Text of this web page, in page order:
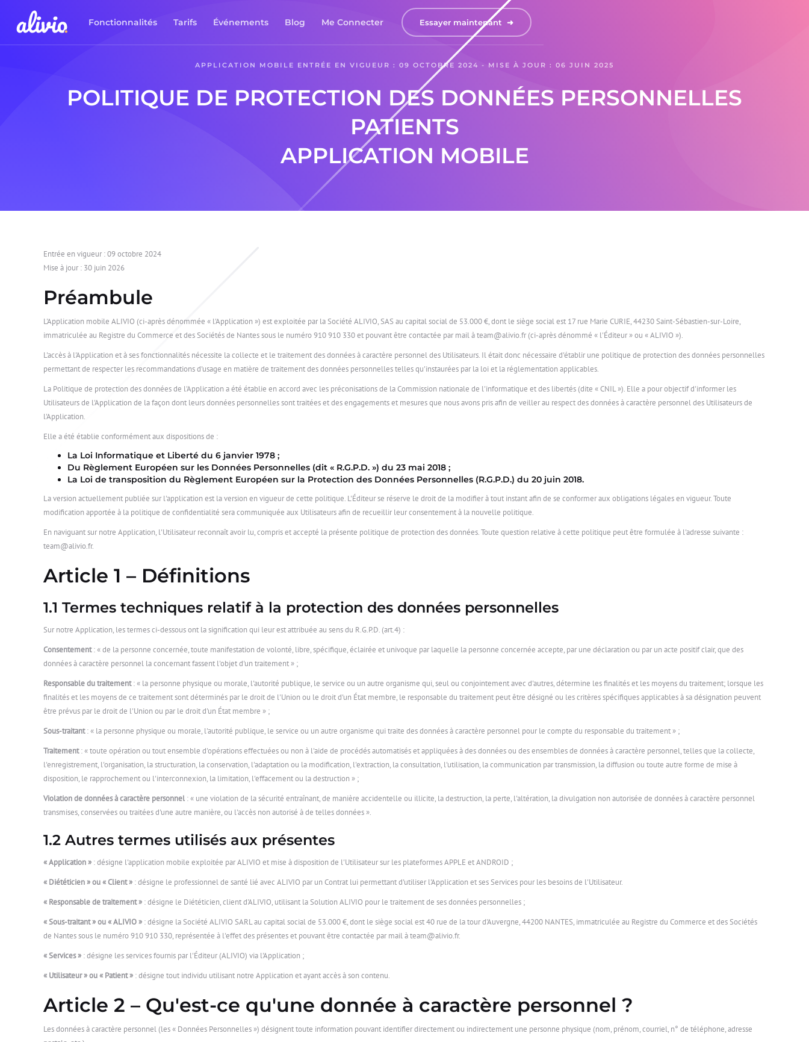
Fonctionnalités Tarifs Événements Blog Me Connecter Essayer maintenant  ➜
APPLICATION MOBILE ENTRÉE EN VIGUEUR : 09 OCTOBRE 2024 - MISE À JOUR : 06 JUIN 2025
POLITIQUE DE PROTECTION DES DONNÉES PERSONNELLES
PATIENTS
APPLICATION MOBILE
Entrée en vigueur : 09 octobre 2024
Mise à jour : 30 juin 2026
Préambule
L'Application mobile ALIVIO (ci-après dénommée « l'Application ») est exploitée par la Société ALIVIO, SAS au capital social de 53.000 €, dont le siège social est 17 rue Marie CURIE, 44230 Saint-Sébastien-sur-Loire,
immatriculée au Registre du Commerce et des Sociétés de Nantes sous le numéro 910 910 330 et pouvant être contactée par mail à team@alivio.fr (ci-après dénommé « l'Éditeur » ou « ALIVIO »).
L'accès à l'Application et à ses fonctionnalités nécessite la collecte et le traitement des données à caractère personnel des Utilisateurs. Il était donc nécessaire d'établir une politique de protection des données personnelles
permettant de respecter les recommandations d'usage en matière de traitement des données personnelles telles qu'instaurées par la loi et la réglementation applicables.
La Politique de protection des données de l'Application a été établie en accord avec les préconisations de la Commission nationale de l'informatique et des libertés (dite « CNIL »). Elle a pour objectif d'informer les
Utilisateurs de l'Application de la façon dont leurs données personnelles sont traitées et des engagements et mesures que nous avons pris afin de veiller au respect des données à caractère personnel des Utilisateurs de
l'Application.
Elle a été établie conformément aux dispositions de :
La Loi Informatique et Liberté du 6 janvier 1978 ;
Du Règlement Européen sur les Données Personnelles (dit « R.G.P.D. ») du 23 mai 2018 ;
La Loi de transposition du Règlement Européen sur la Protection des Données Personnelles (R.G.P.D.) du 20 juin 2018.
La version actuellement publiée sur l'application est la version en vigueur de cette politique. L'Éditeur se réserve le droit de la modifier à tout instant afin de se conformer aux obligations légales en vigueur. Toute
modification apportée à la politique de confidentialité sera communiquée aux Utilisateurs afin de recueillir leur consentement à la nouvelle politique.
En naviguant sur notre Application, l'Utilisateur reconnaît avoir lu, compris et accepté la présente politique de protection des données. Toute question relative à cette politique peut être formulée à l'adresse suivante :
team@alivio.fr.
Article 1 – Définitions
1.1 Termes techniques relatif à la protection des données personnelles
Sur notre Application, les termes ci-dessous ont la signification qui leur est attribuée au sens du R.G.P.D. (art.4) :
Consentement: « de la personne concernée, toute manifestation de volonté, libre, spécifique, éclairée et univoque par laquelle la personne concernée accepte, par une déclaration ou par un acte positif clair, que des
données à caractère personnel la concernant fassent l'objet d'un traitement » ;
Responsable du traitement: « la personne physique ou morale, l'autorité publique, le service ou un autre organisme qui, seul ou conjointement avec d'autres, détermine les finalités et les moyens du traitement; lorsque les
finalités et les moyens de ce traitement sont déterminés par le droit de l'Union ou le droit d'un État membre, le responsable du traitement peut être désigné ou les critères spécifiques applicables à sa désignation peuvent
être prévus par le droit de l'Union ou par le droit d'un État membre » ;
Sous-traitant: « la personne physique ou morale, l'autorité publique, le service ou un autre organisme qui traite des données à caractère personnel pour le compte du responsable du traitement » ;
Traitement: « toute opération ou tout ensemble d'opérations effectuées ou non à l'aide de procédés automatisés et appliquées à des données ou des ensembles de données à caractère personnel, telles que la collecte,
l'enregistrement, l'organisation, la structuration, la conservation, l'adaptation ou la modification, l'extraction, la consultation, l'utilisation, la communication par transmission, la diffusion ou toute autre forme de mise à
disposition, le rapprochement ou l'interconnexion, la limitation, l'effacement ou la destruction » ;
Violation de données à caractère personnel : « une violation de la sécurité entraînant, de manière accidentelle ou illicite, la destruction, la perte, l'altération, la divulgation non autorisée de données à caractère personnel
transmises, conservées ou traitées d'une autre manière, ou l'accès non autorisé à de telles données ».
1.2 Autres termes utilisés aux présentes
« Application » : désigne l'application mobile exploitée par ALIVIO et mise à disposition de l'Utilisateur sur les plateformes APPLE et ANDROID ;
« Diététicien » ou « Client » : désigne le professionnel de santé lié avec ALIVIO par un Contrat lui permettant d'utiliser l'Application et ses Services pour les besoins de l'Utilisateur.
« Responsable de traitement » : désigne le Diététicien, client d'ALIVIO, utilisant la Solution ALIVIO pour le traitement de ses données personnelles ;
« Sous-traitant » ou « ALIVIO » : désigne la Société ALIVIO SARL au capital social de 53.000 €, dont le siège social est 40 rue de la tour d'Auvergne, 44200 NANTES, immatriculée au Registre du Commerce et des Sociétés
de Nantes sous le numéro 910 910 330, représentée à l'effet des présentes et pouvant être contactée par mail à team@alivio.fr.
« Services » : désigne les services fournis par l'Éditeur (ALIVIO) via l'Application ;
« Utilisateur » ou « Patient » : désigne tout individu utilisant notre Application et ayant accès à son contenu.
Article 2 – Qu'est-ce qu'une donnée à caractère personnel ?
Les données à caractère personnel (les « Données Personnelles ») désignent toute information pouvant identifier directement ou indirectement une personne physique (nom, prénom, courriel, n° de téléphone, adresse